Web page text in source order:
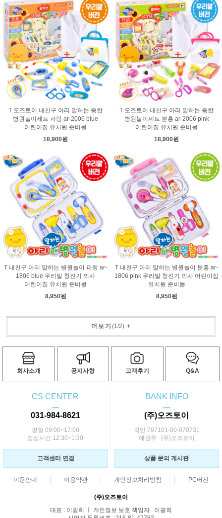
T 오즈토이 내친구 아리 말하는 종합
병원놀이세트 파랑 ar-2006 blue
어린이집 유치원 준비물
18,900원
T 오즈토이 내친구 아리 말하는 종합
병원놀이세트 분홍 ar-2006 pink
어린이집 유치원 준비물
18,900원
T 내친구 아리 말하는 병원놀이 파랑 ar-
1806 blue 우리말 청진기 의사
어린이집 유치원 준비물
8,950원
T 내친구 아리 말하는 병원놀이 분홍 ar-
1806 pink 우리말 청진기 의사 어린이집
유치원 준비물
8,950원
더보기 (1/2)+
회사소개 공지사항 고객후기 Q&A
CS CENTER
ㅡ
031-984-8621
평일 09:00~17:00
점심시간 12:30~1:30
BANK INFO
ㅡ
(주)오즈토이
국민 797101-00-070731
예금주 : (주)오즈토이
고객센터 연결 상품 문의 게시판
이용안내 이용약관 개인정보처리방침 PC버전
(주)오즈토이
대표 : 이광희 ㅣ 개인정보 보호 책임자 : 이광희